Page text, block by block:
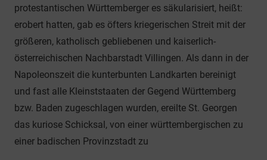
protestantischen Württemberger es säkularisiert, heißt:
erobert hatten, gab es öfters kriegerischen Streit mit der
größeren, katholisch gebliebenen und kaiserlich-
österreichischen Nachbarstadt Villingen. Als dann in der
Napoleonszeit die kunterbunten Landkarten bereinigt
und fast alle Kleinststaaten der Gegend Württemberg
bzw. Baden zugeschlagen wurden, ereilte St. Georgen
das kuriose Schicksal, von einer württembergischen zu
einer badischen Provinzstadt zu